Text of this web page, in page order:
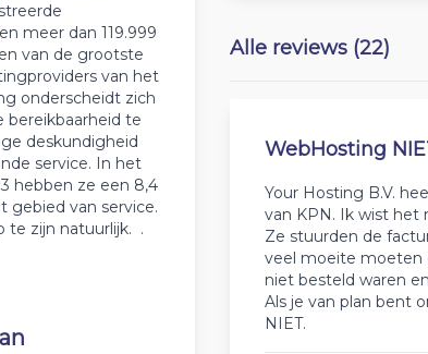
en meer dan 119.999
van de grootste
van het
onderscheidt zich
bereikbaarheid te
deskundigheid
service. In het
hebben ze een 8,4
gebied van service.
te zijn natuurlijk. .
Alle reviews (22)
WebHosting
Your Hosting B.V.
van KPN. Ik wist het
Ze stuurden de
veel moeite moeten
niet besteld waren
Als je van plan bent
NIET.